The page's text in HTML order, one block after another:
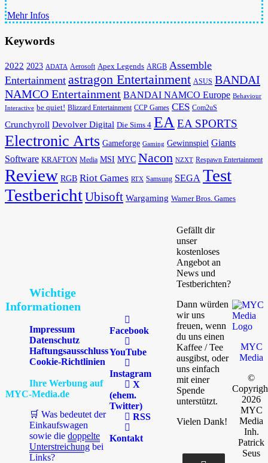
Mehr Infos
Keywords
2022 2023 ADATA Aerosoft Apex Legends ARGB Assemble
Entertainment astragon Entertainment ASUS BANDAI
NAMCO Entertainment BANDAI NAMCO Europe Behaviour
Interactive be quiet! Blizzard Entertainment CCP Games CES Com2uS
Crunchyroll Devolver Digital Die Sims 4 EA EA SPORTS
Electronic Arts Gameforge Gaming Gewinnspiel Giants
Software KRAFTON Media MSI MYC Nacon NZXT Respawn Entertainment
Review RGB Riot Games RTX Samsung SEGA Test
TestberichtUbisoft Wargaming Warner Bros. Games
Wichtige
Informationen
Impressum
Datenschutz
Haftungsausschluss
Cookie-Richtlinien
Ihre Werbung auf
MYC-Media.de
🛒 Was bedeutet der
Einkaufswagen
sowie die doppelte
Unterstreichung bei
Links?
Facebook
YouTube
Instagram
X
(ehem.
Twitter)
RSS
Kontakt
Gefällt dir
unser
kostenloses
Angebot an
News und
Testberichten?
Dann würden
wir uns
freuen, wenn
du uns einen
Kaffee / Tee
ausgibst, oder
uns einfach
mit einer
Spende
unterstützt.
Vielen Dank!
MYC
Media
©
2026
MYC
Media
Inh.
Patrick
Seus